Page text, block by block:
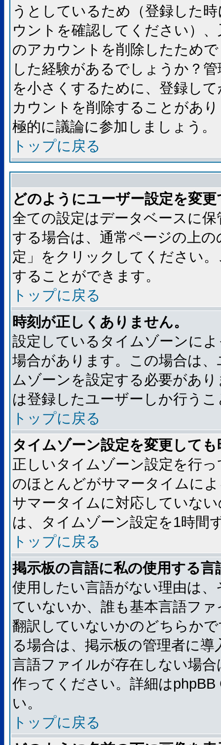
うとしているため（登録した
ウントを確認してください）
のアカウントを削除したため
した経験があるでしょうか？
を小さくするために、登録し
カウントを削除することがあ
極的に議論に参加しましょう。
トップに戻る
どのようにユーザー設定を変
全ての設定はデータベースに
する場合は、通常ページの上
定」をクリックしてください
することができます。
トップに戻る
時刻が正しくありません。
設定しているタイムゾーンに
場合があります。この場合は
ムゾーンを設定する必要があ
は登録したユーザーしか行う
トップに戻る
タイムゾーン設定を変更して
正しいタイムゾーン設定を行
のほとんどがサマータイムに
サマータイムに対応していな
は、タイムゾーン設定を1時間
トップに戻る
掲示板の言語に私の使用する
使用したい言語がない理由は
ていないか、誰も基本言語フ
翻訳していないかのどちらか
る場合は、掲示板の管理者に
言語ファイルが存在しない場
作ってください。詳細は
い。
トップに戻る